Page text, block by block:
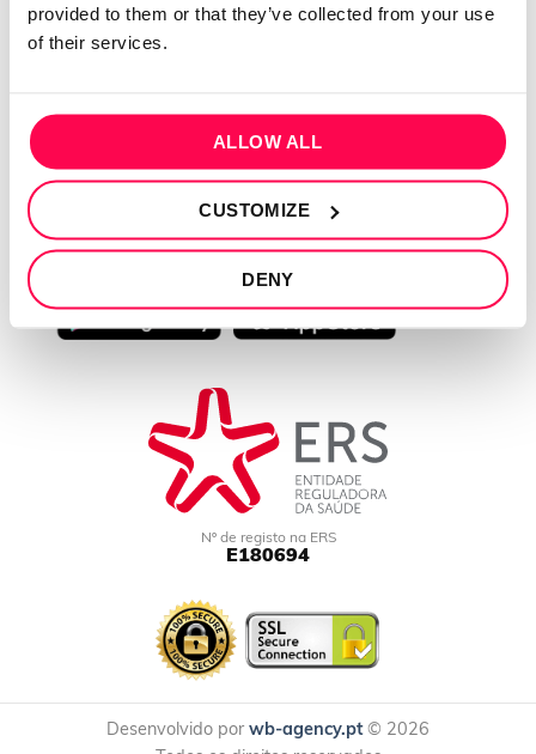
provided to them or that they’ve collected from your use
of their services.
ALLOW ALL
CUSTOMIZE
DENY
SEGUE-NOS
Nº de registo na ERS
E180694
Desenvolvido por wb-agency.pt© 2026